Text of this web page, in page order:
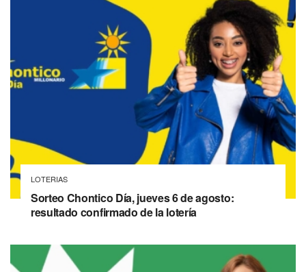
LOTERIAS
Sorteo Chontico Día, jueves 6 de agosto:
resultado confirmado de la lotería